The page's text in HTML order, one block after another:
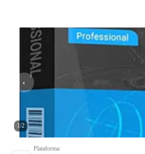
1/2
Plataforma: